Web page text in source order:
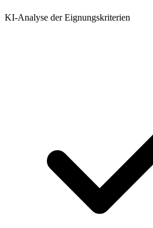
KI-Analyse der Eignungskriterien